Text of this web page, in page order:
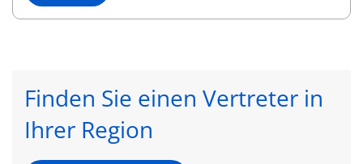
Finden Sie einen Vertreter in
Ihrer Region